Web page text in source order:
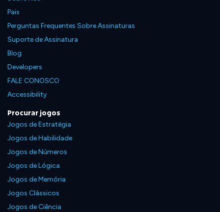
Pais
Perguntas Frequentes Sobre Assinaturas
Suporte de Assinatura
Blog
Developers
FALE CONOSCO
Accessibility
Procurar jogos
Jogos de Estratégia
Jogos de Habilidade
Jogos de Números
Jogos de Lógica
Jogos de Memória
Jogos Clássicos
Jogos de Ciência